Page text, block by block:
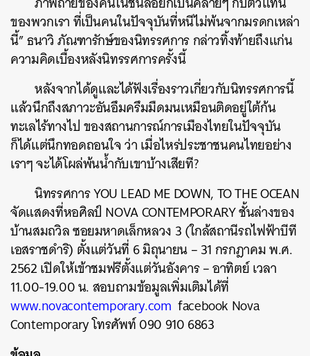
ของพวกเรา ที่เป็นคนในปัจจุบันที่หนีไม่พ้นจากมรดกเหล่า
นี้” ธนาวิ ภัณฑารักษ์ของนิทรรศการ กล่าวทิ้งท้ายถึงแก่น
ความคิดเบื้องหลังนิทรรศการครั้งนี้
หลังจากได้ดูและได้ฟังเรื่องราวเกี่ยวกับนิทรรศการนี้
แล้วนึกถึงสภาวะอันอึมครึมมืดมนเหมือนติดอยู่ใต้ก้น
ทะเลไร้ทางไป ของสถานการณ์การเมืองไทยในปัจจุบัน
ก็ได้แต่นึกทอดถอนใจ ว่า เมื่อไหร่ประชาชนคนไทยอย่าง
เราๆ จะได้โผล่พ้นน้ำกับเขาบ้างเสียที?
นิทรรศการ YOU LEAD ME DOWN, TO THE OCEAN
จัดแสดงที่หอศิลป์ NOVA CONTEMPORARY ชั้นล่างของ
บ้านสมถวิล ซอยมหาดเล็กหลวง 3 (ใกล้สถานีรถไฟฟ้าบีที
เอสราชดำริ) ตั้งแต่วันที่ 6 มิถุนายน – 31 กรกฎาคม พ.ศ.
2562 เปิดให้เข้าชมฟรีตั้งแต่วันอังคาร – อาทิตย์ เวลา
11.00-19.00 น. สอบถามข้อมูลเพิ่มเติมได้ที่
www.novacontemporary.com facebook Nova
Contemporary โทรศัพท์ 090 910 6863